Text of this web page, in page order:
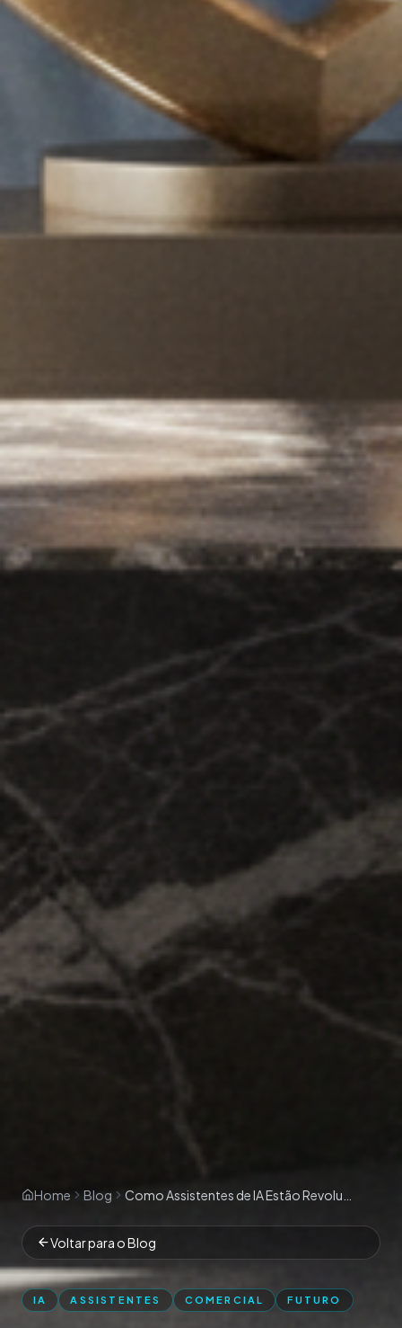
Home Blog
Voltar para o Blog
IA ASSISTENTES COMERCIAL FUTURO